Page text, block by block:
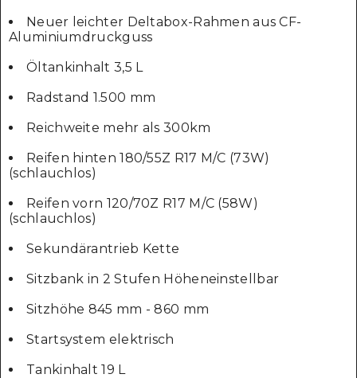
Neuer leichter Deltabox-Rahmen aus CF-
Aluminiumdruckguss
Öltankinhalt 3,5 L
Radstand 1.500 mm
Reichweite mehr als 300km
Reifen hinten 180/55Z R17 M/C (73W)
(schlauchlos)
Reifen vorn 120/70Z R17 M/C (58W)
(schlauchlos)
Sekundärantrieb Kette
Sitzbank in 2 Stufen Höheneinstellbar
Sitzhöhe 845 mm - 860 mm
Startsystem elektrisch
Tankinhalt 19 L